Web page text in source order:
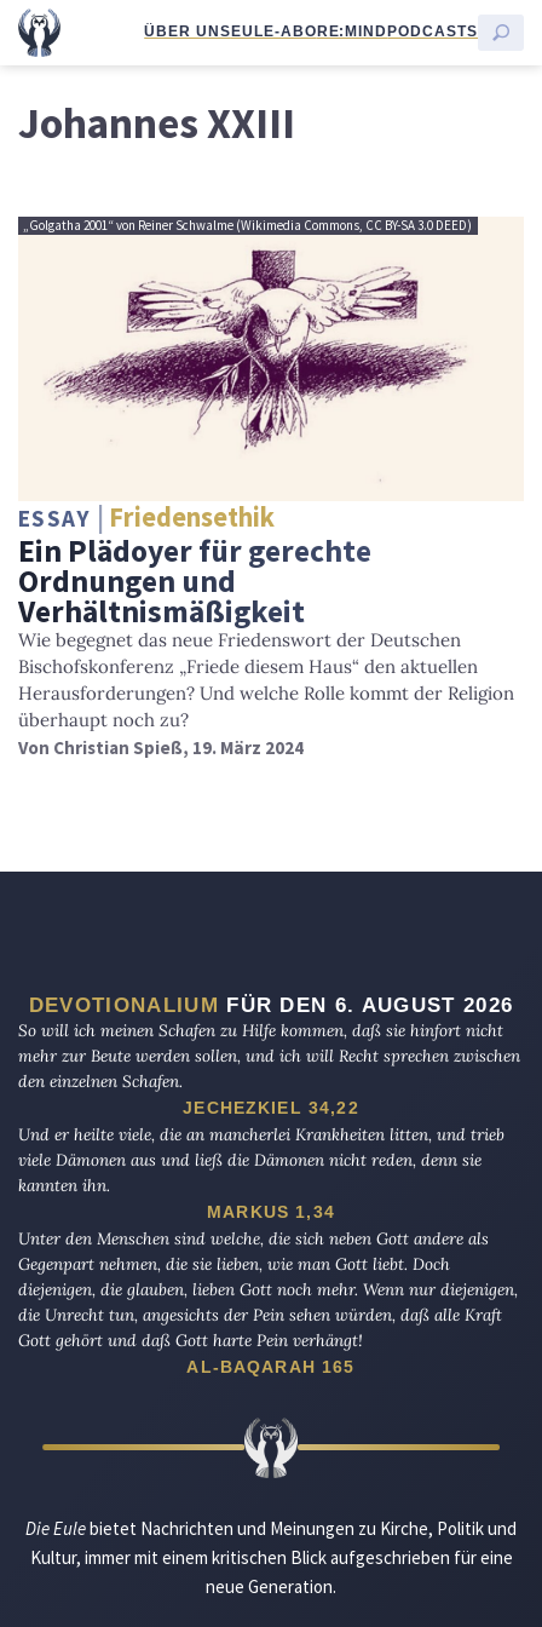
ÜBER UNSEULE-ABORE:MINDPODCASTS
Johannes XXIII
„Golgatha 2001“ von Reiner Schwalme (Wikimedia Commons, CC BY-SA 3.0 DEED)
ESSAY Friedensethik
Ein Plädoyer für gerechte
Ordnungen und
Verhältnismäßigkeit
Wie begegnet das neue Friedenswort der Deutschen
Bischofskonferenz „Friede diesem Haus“ den aktuellen
Herausforderungen? Und welche Rolle kommt der Religion
überhaupt noch zu?
Von Christian Spieß, 19. März 2024
DEVOTIONALIUM FÜR DEN 6. AUGUST 2026
So will ich meinen Schafen zu Hilfe kommen, daß sie hinfort nicht
mehr zur Beute werden sollen, und ich will Recht sprechen zwischen
den einzelnen Schafen.
JECHEZKIEL 34,22
Und er heilte viele, die an mancherlei Krankheiten litten, und trieb
viele Dämonen aus und ließ die Dämonen nicht reden, denn sie
kannten ihn.
MARKUS 1,34
Unter den Menschen sind welche, die sich neben Gott andere als
Gegenpart nehmen, die sie lieben, wie man Gott liebt. Doch
diejenigen, die glauben, lieben Gott noch mehr. Wenn nur diejenigen,
die Unrecht tun, angesichts der Pein sehen würden, daß alle Kraft
Gott gehört und daß Gott harte Pein verhängt!
AL-BAQARAH 165
Die Eulebietet Nachrichten und Meinungen zu Kirche, Politik und
Kultur, immer mit einem kritischen Blick aufgeschrieben für eine
neue Generation.